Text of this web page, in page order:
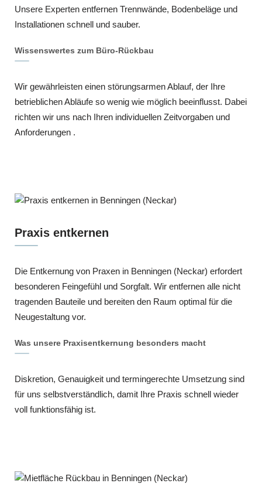
Unsere Experten entfernen Trennwände, Bodenbeläge und
Installationen schnell und sauber.
Wissenswertes zum Büro-Rückbau
Wir gewährleisten einen störungsarmen Ablauf, der Ihre
betrieblichen Abläufe so wenig wie möglich beeinflusst. Dabei
richten wir uns nach Ihren individuellen Zeitvorgaben und
Anforderungen .
Praxis entkernen
Die Entkernung von Praxen in Benningen (Neckar) erfordert
besonderen Feingefühl und Sorgfalt. Wir entfernen alle nicht
tragenden Bauteile und bereiten den Raum optimal für die
Neugestaltung vor.
Was unsere Praxisentkernung besonders macht
Diskretion, Genauigkeit und termingerechte Umsetzung sind
für uns selbstverständlich, damit Ihre Praxis schnell wieder
voll funktionsfähig ist.